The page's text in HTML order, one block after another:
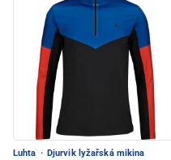
Luhta · Djurvik lyžařská mikina